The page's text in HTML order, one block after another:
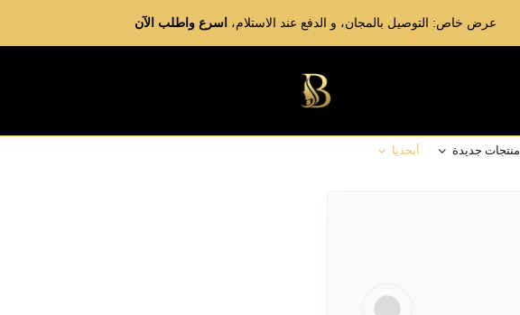
عرض خاص: التوصيل بالمجان، و الدفع عند الاستلام، اسرع واطلب الآن
منتجات جديدة أبجديا